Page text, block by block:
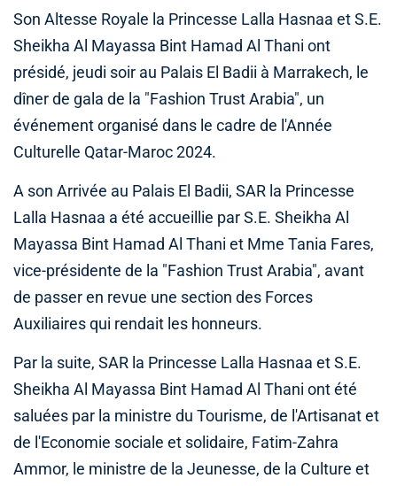
Son Altesse Royale la Princesse Lalla Hasnaa et S.E.
Sheikha Al Mayassa Bint Hamad Al Thani ont
présidé, jeudi soir au Palais El Badii à Marrakech, le
dîner de gala de la "Fashion Trust Arabia", un
événement organisé dans le cadre de l'Année
Culturelle Qatar-Maroc 2024.
A son Arrivée au Palais El Badii, SAR la Princesse
Lalla Hasnaa a été accueillie par S.E. Sheikha Al
Mayassa Bint Hamad Al Thani et Mme Tania Fares,
vice-présidente de la "Fashion Trust Arabia", avant
de passer en revue une section des Forces
Auxiliaires qui rendait les honneurs.
Par la suite, SAR la Princesse Lalla Hasnaa et S.E.
Sheikha Al Mayassa Bint Hamad Al Thani ont été
saluées par la ministre du Tourisme, de l'Artisanat et
de l'Economie sociale et solidaire, Fatim-Zahra
Ammor, le ministre de la Jeunesse, de la Culture et